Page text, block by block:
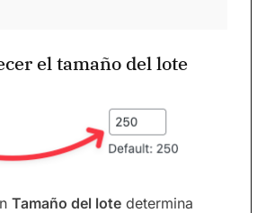
el tamaño del lote
Tamaño del lote determina